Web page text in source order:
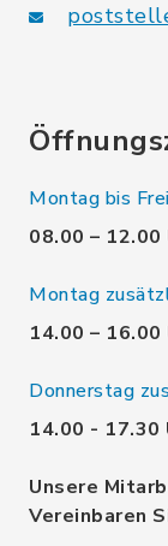
Montag bis
08.00 – 12.00
Montag
14.00 – 16.00
Donnerstag
14.00 - 17.30
Unsere
Vereinbaren